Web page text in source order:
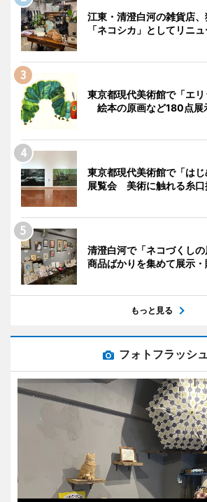
江東・清澄白河の雑貨店
「ネコシカ」としてリニ
東京都現代美術館で「エリ
絵本の原画など180点展
東京都現代美術館で「は
展覧会 美術に触れる糸口
清澄白河で「ネコづくし
商品ばかりを集めて展示
もっと見る
フォトフラッシュ